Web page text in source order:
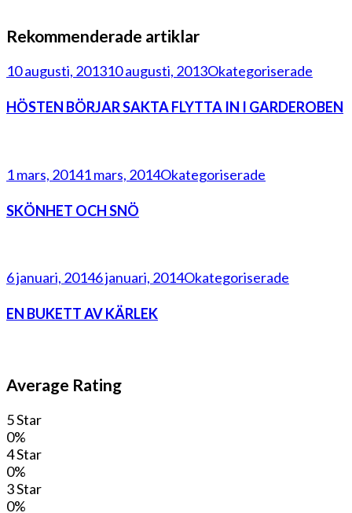
Rekommenderade artiklar
10 augusti, 201310 augusti, 2013Okategoriserade
HÖSTEN BÖRJAR SAKTA FLYTTA IN I GARDEROBEN
1 mars, 20141 mars, 2014Okategoriserade
SKÖNHET OCH SNÖ
6 januari, 20146 januari, 2014Okategoriserade
EN BUKETT AV KÄRLEK
Average Rating
5 Star
0%
4 Star
0%
3 Star
0%